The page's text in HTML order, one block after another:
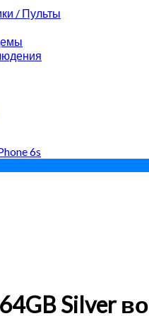
/ Пульты
6s
64GB Silver